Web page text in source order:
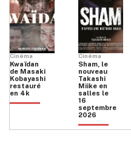
Cinéma
Kwaïdan
de Masaki
Kobayashi
restauré
en 4k
Cinéma
Sham, le
nouveau
Takashi
Miike en
salles le
16
septembre
2026